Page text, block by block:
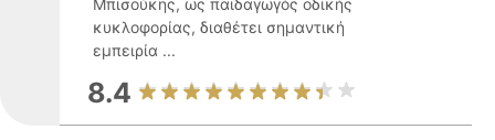
Μπισούκης, ως παιδαγωγός οδικής
κυκλοφορίας, διαθέτει σημαντική
εμπειρία ...
8.4